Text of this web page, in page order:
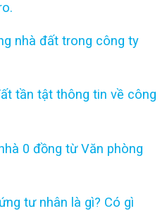
nhà đất trong công ty
tần tật thông tin về công
0 đồng từ Văn phòng
tư nhân là gì? Có gì